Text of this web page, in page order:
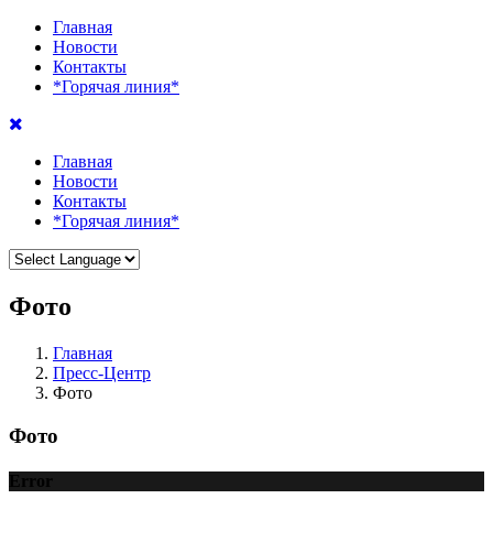
Главная
Новости
Контакты
*Горячая линия*
Главная
Новости
Контакты
*Горячая линия*
Фото
Главная
Пресс-Центр
Фото
Фото
Error